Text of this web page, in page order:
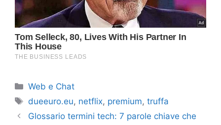
Categorie
Web e Chat
Tag
dueeuro.eu, netflix, premium,truffa
Glossario termini tech: 7 parole chiave che